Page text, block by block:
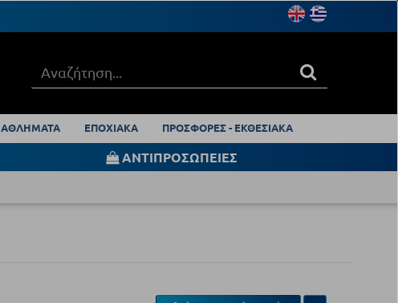
ΑΘΛΗΜΑΤΑ ΕΠΟΧΙΑΚΑ ΠΡΟΣΦΟΡΕΣ - ΕΚΘΕΣΙΑΚΑ
ΑΝΤΙΠΡΟΣΩΠΕΙΕΣ